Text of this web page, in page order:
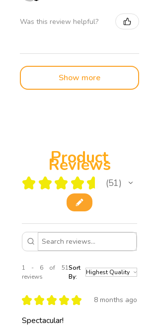
Was this review helpful?
Show more
Product
Reviews
★ ★ ★ ★ ★ 51
51
1 - 6 of 51
reviews
Sort
By:
★ ★ ★ ★ ★ 8 months ago
Spectacular!